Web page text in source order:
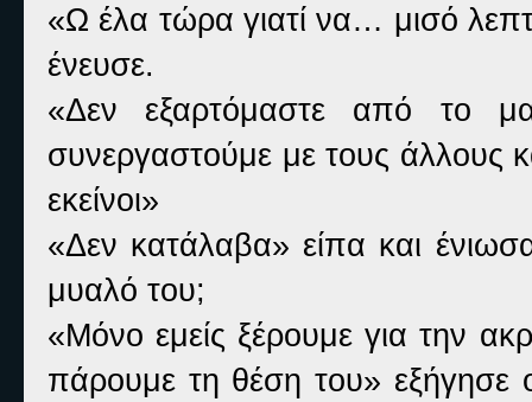
«Ω έλα τώρα γιατί να… μισό
ένευσε.
«Δεν εξαρτόμαστε από το
συνεργαστούμε με τους άλλους
εκείνοι»
«Δεν κατάλαβα» είπα και
μυαλό του;
«Μόνο εμείς ξέρουμε για την
πάρουμε τη θέση του» εξήγησε